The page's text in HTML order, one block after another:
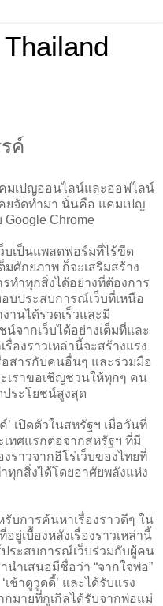
ค์
คมเปญออนไลน์และออฟไลน์
ยจัดทำมา นั่นคือ แคมเปญ
Chrome
เป็นแพลตฟอร์มที่ไร้ขีด
มศักยภาพ ก็จะเสริมสร้าง
ทำทุกสิ่งได้อย่างที่ต้องการ
อบประสบการณ์เว็บที่เหนือ
านได้รวดเร็วและมี
จากเว็บได้อย่างเต็มที่และ
รื่องราวเหล่านี้จะสร้างแรง
สารกับคนอื่นๆ และร่วมมือ
เราขอเชิญชวนให้ทุกๆ คน
ประโยชน์สูงสุด
เปิดตัวในสหรัฐฯ เมื่อวันที่
ทศแรกต่อจากสหรัฐฯ ที่มี
ราวจากฮีโร่เว็บของไทยที่
ทุกสิ่งได้โดยอาศัยพลังแห่ง
บการค้นหาเรื่องราวดีๆ ใน
ยู่เบื้องหลังเรื่องราวเหล่านี้
ระสบการณ์เว็บร่วมกับผู้คน
ำเสนอมีชื่อว่า “จากใจพ่อ”
ช้าดูวูดดี้’ และได้รับแรง
กมายที่กูเกิลได้รับจากพ่อแม่